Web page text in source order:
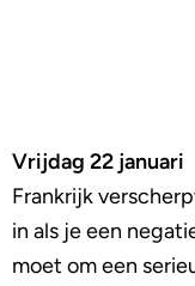
Vrijdag 22 januari
Frankrijk
in als je een
moet om een